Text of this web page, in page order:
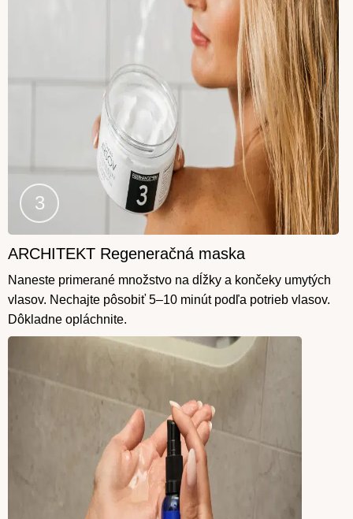
Krok
3
ARCHITEKT Regeneračná maska
Naneste primerané množstvo na dĺžky a končeky umytých
vlasov. Nechajte pôsobiť 5–10 minút podľa potrieb vlasov.
Dôkladne opláchnite.